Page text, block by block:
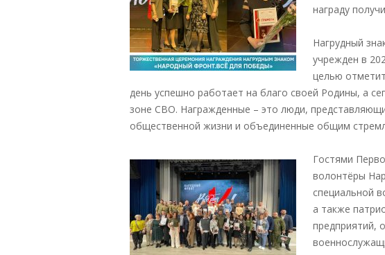
награду
Нагрудный
учрежден в
целью
день успешно работает на благо своей Родины, а
зоне СВО. Награжденные – это люди,
общественной жизни и объединенные общим
Гостями
волонтёры
специальной
а также
предприятий,